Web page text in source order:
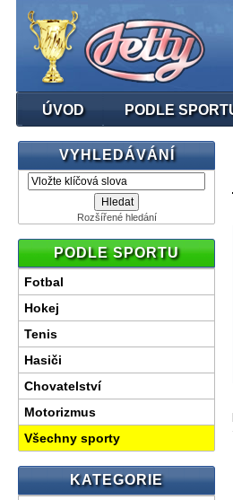
ÚVOD PODLE
VYHLEDÁVÁNÍ
Rozšířené hledání
PODLE SPORTU
Fotbal
Hokej
Tenis
Hasiči
Chovatelství
Motorizmus
Všechny sporty
KATEGORIE